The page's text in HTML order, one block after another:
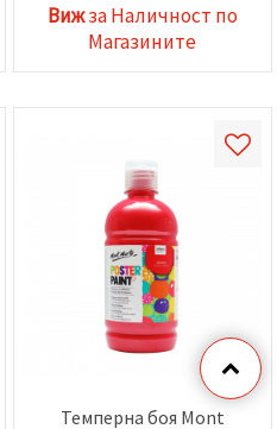
Вижза Наличност по
Магазините
Темперна боя Mont